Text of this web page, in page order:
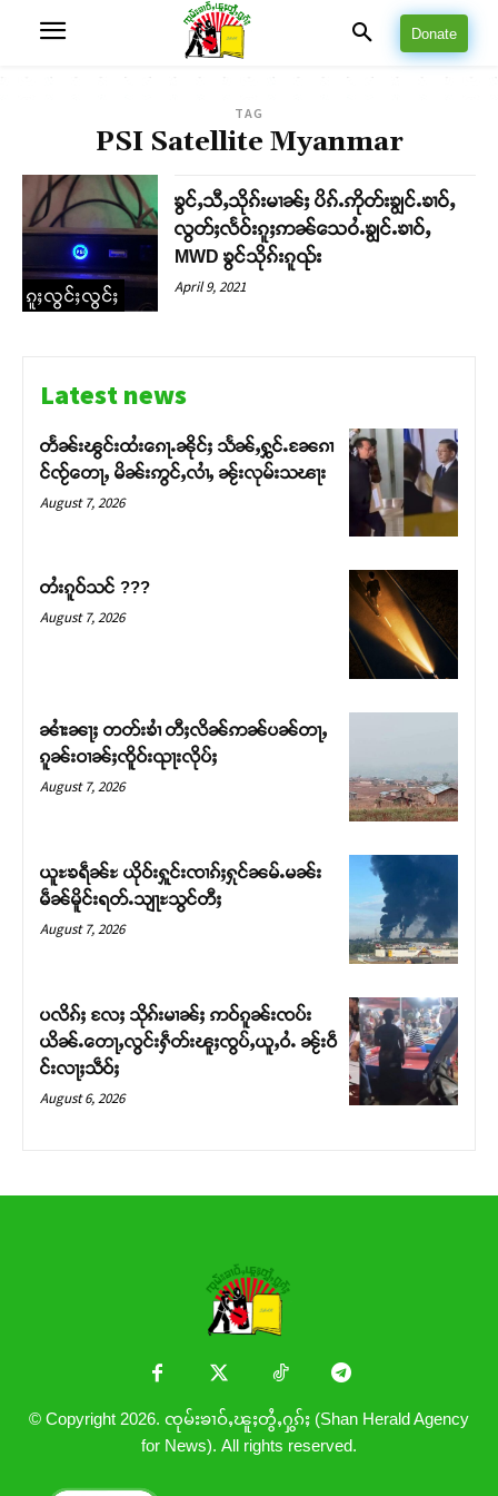
တႃႇႁႂ်ႈသဵင်ၵၢင်ၸႂ်ၵူၼ်းမိူင်း ၵူႈတီႈၵူႈလႅၼ်ပေႃးတေၸွ
တ်ႇ တူဝ်ႈလုမ်ႈၾႃႉၼၼ်ႉ ၶဝ်ႈႁူမ်ႈၵမ်ႉထႅမ် ၸုမ်းၶၢ
ဝ်ႇၽူႈတွႆႇႁွၵ်ႈ လႆႈယူႇၶႃႈဢေႃႈ။
Donate
TAG
PSI Satellite Myanmar
ၵူႈလွင်ႈလွင်ႈ
ၶွင်ႇသီႇသိုၵ်းမၢၼ်ႈ ပိၵ်ႉဢိုတ်းၶျွင်ႉၶၢဝ်ႇ
လွတ်ႈလႅဝ်းၵူႈဢၼ်သေဝႆႉၶျွင်ႉၶၢဝ်ႇ
MWD ၶွင်သိုၵ်းၵူၺ်း
April 9, 2021
Latest news
တႅၼ်းၽွင်းထႆးၵေႃႉၼိုင်ႈ သႅၼ်ႇႁွင်ႉၼႄၵၢ
င်ၸႂ်တေႃႇ မိၼ်းဢွင်ႇလၢႆႇ ၼႂ်းလုမ်းသၽႃး
August 7, 2026
တႆးၵူဝ်သင် ???
August 7, 2026
ၼၢႆးၼႃႈ တတ်းၶၢႆ တီႈလိၼ်ဢၼ်ပၼ်တႃႇ
ၵူၼ်းဝၢၼ်ႈၸိူဝ်းၺႃးလိုပ်ႈ
August 7, 2026
ယူႊၶရဵၼ်ႊ ယိုဝ်းႁူင်းၸၢၵ်ႈႁုင်ၼမ်ႉမၼ်း
မဵၼ်မိူင်းရတ်ႉသျႃႊသွင်တီႈ
August 7, 2026
ပလိၵ်ႈ လႄႈ သိုၵ်းမၢၼ်ႈ ဢဝ်ၵူၼ်းၸပ်း
ယိၼ်ႉတေႃႇလွင်းႁဵတ်းၽူႈၸွပ်ႇယူႇဝႆႉ ၼႂ်းဝဵ
င်းလႃႈသဵဝ်ႈ
August 6, 2026
© Copyright 2026. ၸုမ်းၶၢဝ်ႇၽူႈတွႆႇႁွၵ်ႈ (Shan Herald Agency
for News). All rights reserved.